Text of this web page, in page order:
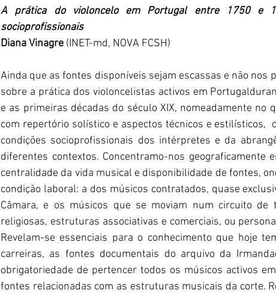
A prática do violoncelo em Portugal entre 1750 e
socioprofissionais
Diana Vinagre (INET-md, NOVA FCSH)
Ainda que as fontes disponíveis sejam escassas e não
sobre a prática dos violoncelistas activos em
e as primeiras décadas do século XIX, nomeadamente no
com repertório solístico e aspectos técnicos e estilísticos,
condições socioprofissionais dos intérpretes e da
diferentes contextos. Concentramo-nos geograficamente
centralidade da vida musical e disponibilidade de fontes,
condição laboral: a dos músicos contratados, quase
Câmara, e os músicos que se moviam num circuito de
religiosas, estruturas associativas e comerciais, ou
Revelam-se essenciais para o conhecimento que hoje
carreiras, as fontes documentais do arquivo da
obrigatoriedade de pertencer todos os músicos activos
fontes relacionadas com as estruturas musicais da corte.